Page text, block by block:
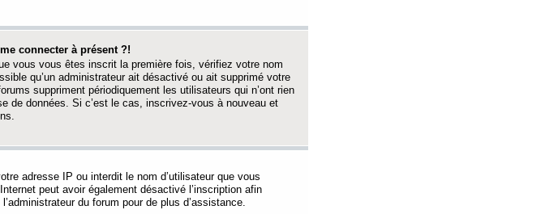
connecter à présent ?!
vous vous êtes inscrit la première fois, vérifiez votre nom
qu’un administrateur ait désactivé ou ait supprimé votre
suppriment périodiquement les utilisateurs qui n’ont rien
de données. Si c’est le cas, inscrivez-vous à nouveau et
adresse IP ou interdit le nom d’utilisateur que vous
peut avoir également désactivé l’inscription afin
du forum pour de plus d’assistance.